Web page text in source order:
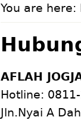
You are here:
AFLAH
Hotline:
Jln.Nyai A